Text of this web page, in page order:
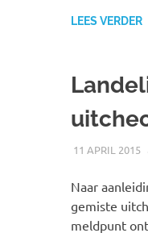
LEES VERDER
11 APRIL 2015
Naar
gemiste
meldpunt